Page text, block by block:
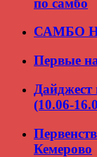
САМБО
Первые
Дайджест
(10.06-
Кемерово